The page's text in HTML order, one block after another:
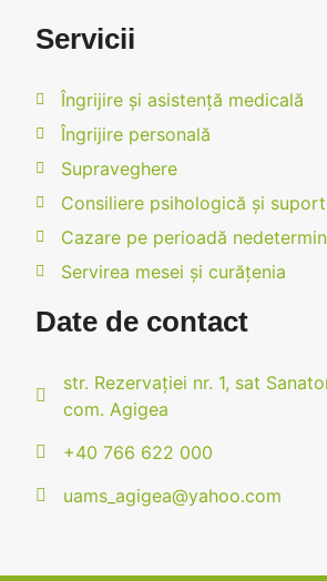
Servicii
Îngrijire și asistență medicală
Îngrijire personală
Supraveghere
Consiliere psihologică și
Cazare pe perioadă
Servirea mesei și curățenia
Date de contact
str. Rezervației nr. 1, sat
com. Agigea
+40 766 622 000
uams_agigea@yahoo.com